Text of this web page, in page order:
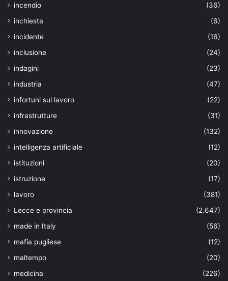
incendio
(36)
inchiesta
(6)
incidente
(16)
inclusione
(24)
indagini
(23)
industria
(47)
infortuni sul lavoro
(22)
infrastrutture
(31)
innovazione
(132)
intelligenza artificiale
(12)
istituzioni
(20)
istruzione
(17)
lavoro
(381)
Lecce e provincia
(2.647)
made in Italy
(56)
mafia pugliese
(12)
maltempo
(20)
medicina
(226)